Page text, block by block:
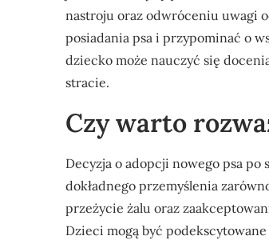
nastroju oraz odwróceniu uwagi
posiadania psa i przypominać o
dziecko może nauczyć się
stracie.
Czy warto
Decyzja o adopcji nowego psa
dokładnego przemyślenia
przeżycie żalu oraz
Dzieci mogą być